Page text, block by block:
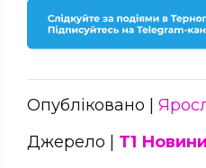
Опубліковано |
Джерело | Т1 Новини